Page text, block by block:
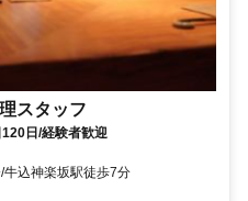
スタッフ
日/経験者歓迎
込神楽坂駅徒歩7分